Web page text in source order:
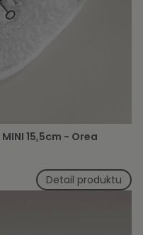
15,5cm - Orea
Detail produktu